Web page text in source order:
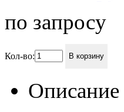
по запросу
Кол-во: В корзину
Описание